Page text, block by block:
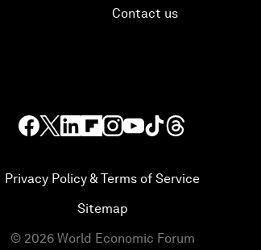
Contact us
Privacy Policy & Terms of Service
Sitemap
© 2026 World Economic Forum